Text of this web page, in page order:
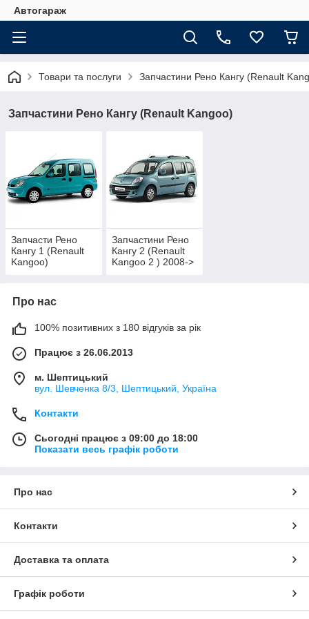
Автогараж
Товари та послуги Запчастини Рено Кангу (Renault
Запчастини Рено Кангу (Renault Kangoo)
Запчасти Рено
Кангу 1 (Renault
Kangoo)
Запчастини Рено
Кангу 2 (Renault
Kangoo 2 ) 2008->
Про нас
100% позитивних з 180 відгуків за рік
Працює з 26.06.2013
м. Шептицький
вул. Шевченка 8/3, Шептицький, Україна
Контакти
Сьогодні працює з 09:00 до 18:00
Показати весь графік роботи
Про нас
Контакти
Доставка та оплата
Графік роботи